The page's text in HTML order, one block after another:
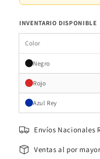
INVENTARIO DISPONIBLE
Color
Negro
Rojo
Azul Rey
Envíos Nacionales
Ventas al por mayor